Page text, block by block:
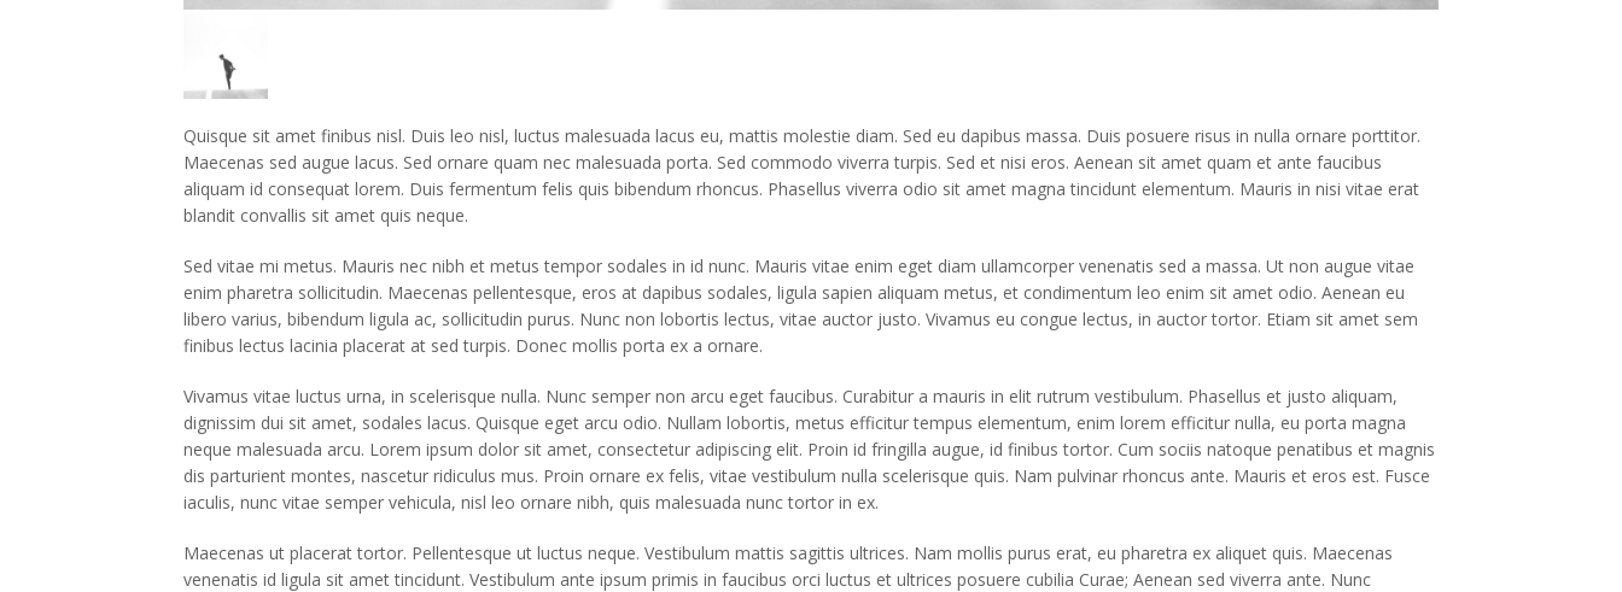
Quisque sit amet finibus nisl. Duis leo nisl, luctus malesuada lacus eu, mattis molestie diam. Sed eu dapibus massa. Duis posuere risus in nulla ornare porttitor.
Maecenas sed augue lacus. Sed ornare quam nec malesuada porta. Sed commodo viverra turpis. Sed et nisi eros. Aenean sit amet quam et ante faucibus
aliquam id consequat lorem. Duis fermentum felis quis bibendum rhoncus. Phasellus viverra odio sit amet magna tincidunt elementum. Mauris in nisi vitae erat
blandit convallis sit amet quis neque.
Sed vitae mi metus. Mauris nec nibh et metus tempor sodales in id nunc. Mauris vitae enim eget diam ullamcorper venenatis sed a massa. Ut non augue vitae
enim pharetra sollicitudin. Maecenas pellentesque, eros at dapibus sodales, ligula sapien aliquam metus, et condimentum leo enim sit amet odio. Aenean eu
libero varius, bibendum ligula ac, sollicitudin purus. Nunc non lobortis lectus, vitae auctor justo. Vivamus eu congue lectus, in auctor tortor. Etiam sit amet sem
finibus lectus lacinia placerat at sed turpis. Donec mollis porta ex a ornare.
Vivamus vitae luctus urna, in scelerisque nulla. Nunc semper non arcu eget faucibus. Curabitur a mauris in elit rutrum vestibulum. Phasellus et justo aliquam,
dignissim dui sit amet, sodales lacus. Quisque eget arcu odio. Nullam lobortis, metus efficitur tempus elementum, enim lorem efficitur nulla, eu porta magna
neque malesuada arcu. Lorem ipsum dolor sit amet, consectetur adipiscing elit. Proin id fringilla augue, id finibus tortor. Cum sociis natoque penatibus et magnis
dis parturient montes, nascetur ridiculus mus. Proin ornare ex felis, vitae vestibulum nulla scelerisque quis. Nam pulvinar rhoncus ante. Mauris et eros est. Fusce
iaculis, nunc vitae semper vehicula, nisl leo ornare nibh, quis malesuada nunc tortor in ex.
Maecenas ut placerat tortor. Pellentesque ut luctus neque. Vestibulum mattis sagittis ultrices. Nam mollis purus erat, eu pharetra ex aliquet quis. Maecenas
venenatis id ligula sit amet tincidunt. Vestibulum ante ipsum primis in faucibus orci luctus et ultrices posuere cubilia Curae; Aenean sed viverra ante. Nunc